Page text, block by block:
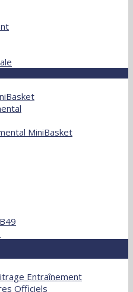
MiniBasket
Entraînement
Officiels